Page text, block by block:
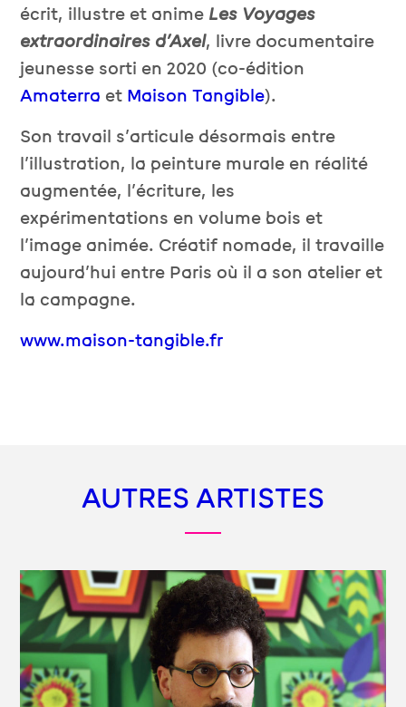
écrit, illustre et anime Les Voyages
extraordinaires d’Axel, livre documentaire
jeunesse sorti en 2020 (co-édition
Amaterra et Maison Tangible).
Son travail s’articule désormais entre
l’illustration, la peinture murale en réalité
augmentée, l’écriture, les
expérimentations en volume bois et
l’image animée. Créatif nomade, il travaille
aujourd’hui entre Paris où il a son atelier et
la campagne.
www.maison-tangible.fr
AUTRES ARTISTES